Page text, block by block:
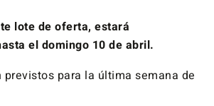
lote de oferta, estará
el domingo 10 de abril.
previstos para la última semana de